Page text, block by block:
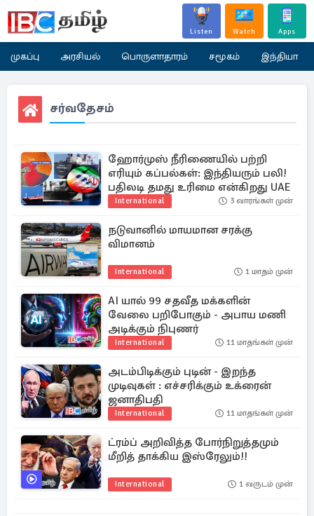
Listen Watch Apps
முகப்பு அரசியல் பொருளாதாரம் சமூகம் இந்தியா
சர்வதேசம்
ஹோர்முஸ் நீரிணையில் பற்றி
எரியும் கப்பல்கள்: இந்தியரும் பலி!
பதிலடி தமது உரிமை என்கிறது UAE
International 3 வாரங்கள் முன்
நடுவானில் மாயமான சரக்கு
விமானம்
International 1 மாதம் முன்
AI யால் 99 சதவீத மக்களின்
வேலை பறிபோகும் - அபாய மணி
அடிக்கும் நிபுணர்
International 11 மாதங்கள் முன்
அடம்பிடிக்கும் புடின் - இறந்த
முடிவுகள் : எச்சரிக்கும் உக்ரைன்
ஜனாதிபதி
International 11 மாதங்கள் முன்
ட்ரம்ப் அறிவித்த போர்நிறுத்தமும்
மீறித் தாக்கிய இஸ்ரேலும்!!
International 1 வருடம் முன்